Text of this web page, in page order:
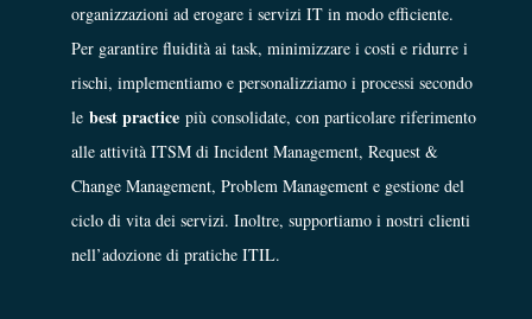
organizzazioni ad erogare i servizi IT in modo efficiente.
Per garantire fluidità ai task, minimizzare i costi e ridurre i
rischi, implementiamo e personalizziamo i processi secondo
le best practice più consolidate, con particolare riferimento
alle attività ITSM di Incident Management, Request &
Change Management, Problem Management e gestione del
ciclo di vita dei servizi. Inoltre, supportiamo i nostri clienti
nell’adozione di pratiche ITIL.